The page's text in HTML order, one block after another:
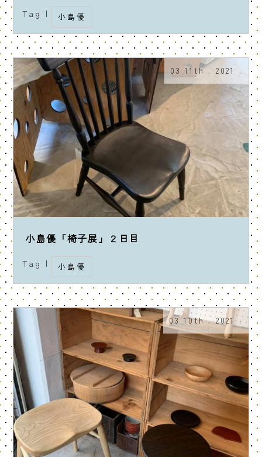
Tag | 小島優
03 11th . 2021 .
小島優「椅子展」２日目
Tag | 小島優
03 10th . 2021 .